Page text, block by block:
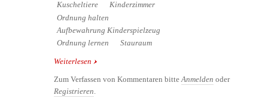
Kuscheltiere
Kinderzimmer
Ordnung halten
Aufbewahrung Kinderspielzeug
Ordnung lernen
Stauraum
Weiterlesen über Aufbewahrungsbeutel für Kuscheltiere
Zum Verfassen von Kommentaren bitteAnmelden oder
Registrieren.